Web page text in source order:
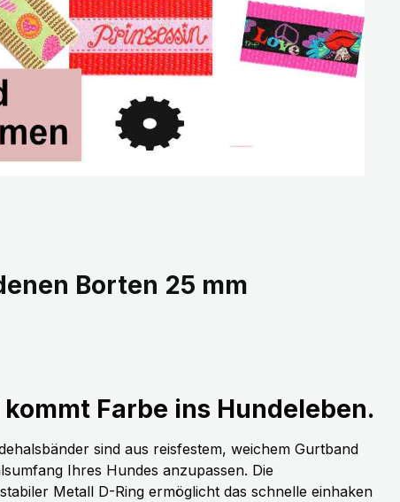
Borten 25 mm
Farbe ins Hundeleben.
sind aus reisfestem, weichem Gurtband
Ihres Hundes anzupassen. Die
Metall D-Ring ermöglicht das schnelle einhaken